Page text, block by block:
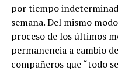
por tiempo
semana. Del mismo
proceso de los últimos
permanencia a cambio
compañeros que “todo